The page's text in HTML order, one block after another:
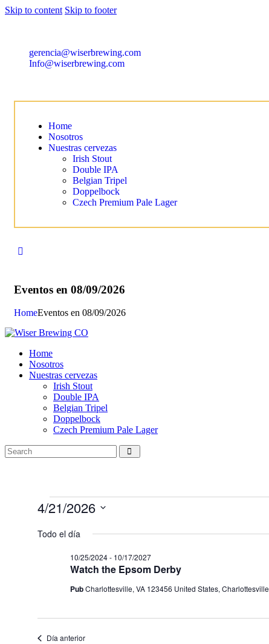
Skip to content Skip to footer
gerencia@wiserbrewing.com
Info@wiserbrewing.com
Home
Nosotros
Nuestras cervezas
Irish Stout
Double IPA
Belgian Tripel
Doppelbock
Czech Premium Pale Lager
Eventos en 08/09/2026
HomeEventos en 08/09/2026
Home
Nosotros
Nuestras cervezas
Irish Stout
Double IPA
Belgian Tripel
Doppelbock
Czech Premium Pale Lager
4/21/2026
la
Todo el día
Watch the Epsom Derby
10/25/2024- 10/17/2027
PubCharlottesville, VA 123456 United States, Charlottesville
Día anterior